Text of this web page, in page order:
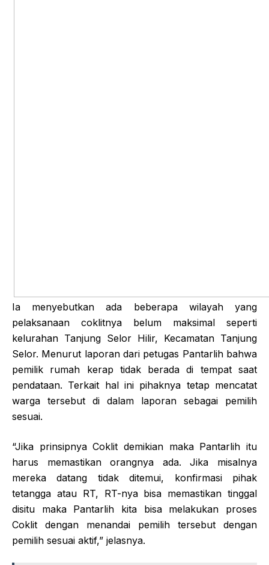
Ia menyebutkan ada beberapa wilayah yang
pelaksanaan coklitnya belum maksimal seperti
kelurahan Tanjung Selor Hilir, Kecamatan Tanjung
Selor. Menurut laporan dari petugas Pantarlih bahwa
pemilik rumah kerap tidak berada di tempat saat
pendataan. Terkait hal ini pihaknya tetap mencatat
warga tersebut di dalam laporan sebagai pemilih
sesuai.
“Jika prinsipnya Coklit demikian maka Pantarlih itu
harus memastikan orangnya ada. Jika misalnya
mereka datang tidak ditemui, konfirmasi pihak
tetangga atau RT, RT-nya bisa memastikan tinggal
disitu maka Pantarlih kita bisa melakukan proses
Coklit dengan menandai pemilih tersebut dengan
pemilih sesuai aktif,” jelasnya.